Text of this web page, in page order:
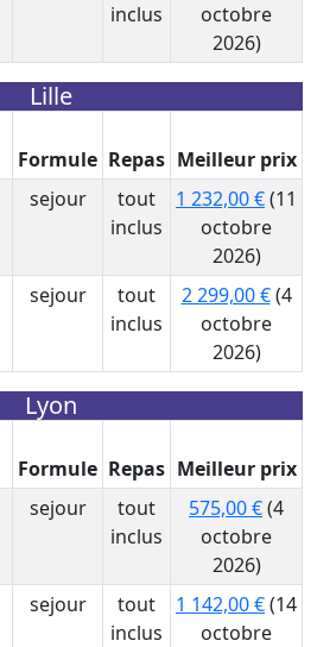
inclus
octobre
2026)
Lille
Formule Repas Meilleur prix
sejour
tout
inclus
1 232,00 €(11
octobre
2026)
sejour
tout
inclus
2 299,00 €(4
octobre
2026)
Lyon
Formule Repas Meilleur prix
sejour
tout
inclus
575,00 €(4
octobre
2026)
sejour
tout
inclus
1 142,00 €(14
octobre